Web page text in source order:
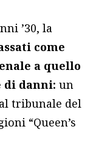
’30, la
come
a quello
di danni: un
tribunale del
“Queen’s